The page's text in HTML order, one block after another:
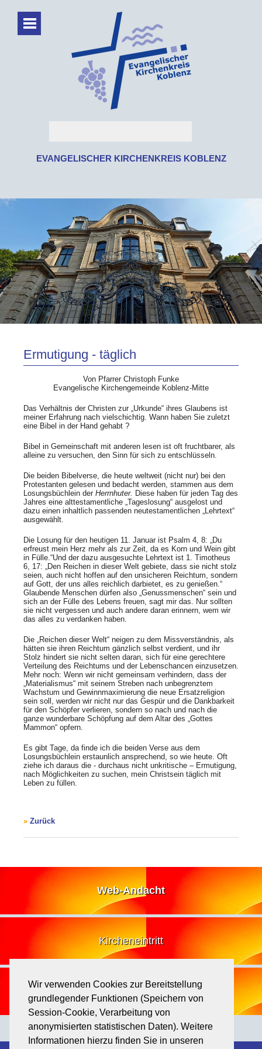
Wir verwenden Cookies zur Bereitstellung
grundlegender Funktionen (Speichern von
Session-Cookie, Verarbeitung von
anonymisierten statistischen Daten). Weitere
Informationen hierzu finden Sie in unseren
EVANGELISCHER KIRCHENKREIS KOBLENZ
Ermutigung - täglich
Von Pfarrer Christoph Funke
Evangelische Kirchengemeinde Koblenz-Mitte
Das Verhältnis der Christen zur „Urkunde“ ihres Glaubens ist
meiner Erfahrung nach vielschichtig. Wann haben Sie zuletzt
eine Bibel in der Hand gehabt ?
Bibel in Gemeinschaft mit anderen lesen ist oft fruchtbarer, als
alleine zu versuchen, den Sinn für sich zu entschlüsseln.
Die beiden Bibelverse, die heute weltweit (nicht nur) bei den
Protestanten gelesen und bedacht werden, stammen aus dem
Losungsbüchlein der Herrnhuter. Diese haben für jeden Tag des
Jahres eine alttestamentliche „Tageslosung“ ausgelost und
dazu einen inhaltlich passenden neutestamentlichen „Lehrtext“
ausgewählt.
Die Losung für den heutigen 11. Januar ist Psalm 4, 8: „Du
erfreust mein Herz mehr als zur Zeit, da es Korn und Wein gibt
in Fülle.“Und der dazu ausgesuchte Lehrtext ist 1. Timotheus
6, 17: „Den Reichen in dieser Welt gebiete, dass sie nicht stolz
seien, auch nicht hoffen auf den unsicheren Reichtum, sondern
auf Gott, der uns alles reichlich darbietet, es zu genießen.“
Glaubende Menschen dürfen also „Genussmenschen“ sein und
sich an der Fülle des Lebens freuen, sagt mir das. Nur sollten
sie nicht vergessen und auch andere daran erinnern, wem wir
das alles zu verdanken haben.
Die „Reichen dieser Welt“ neigen zu dem Missverständnis, als
hätten sie ihren Reichtum gänzlich selbst verdient, und ihr
Stolz hindert sie nicht selten daran, sich für eine gerechtere
Verteilung des Reichtums und der Lebenschancen einzusetzen.
Mehr noch: Wenn wir nicht gemeinsam verhindern, dass der
„Materialismus“ mit seinem Streben nach unbegrenztem
Wachstum und Gewinnmaximierung die neue Ersatzreligion
sein soll, werden wir nicht nur das Gespür und die Dankbarkeit
für den Schöpfer verlieren, sondern so nach und nach die
ganze wunderbare Schöpfung auf dem Altar des „Gottes
Mammon“ opfern.
Es gibt Tage, da finde ich die beiden Verse aus dem
Losungsbüchlein erstaunlich ansprechend, so wie heute. Oft
ziehe ich daraus die - durchaus nicht unkritische – Ermutigung,
nach Möglichkeiten zu suchen, mein Christsein täglich mit
Leben zu füllen.
Zurück
Web-Andacht
Kircheneintritt
Losung